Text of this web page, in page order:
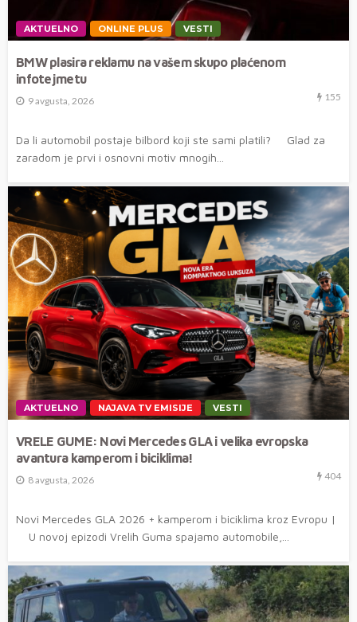
AKTUELNO ONLINE PLUS VESTI
BMW plasira reklamu na vašem skupo plaćenom
infotejmetu
9 avgusta, 2026 155
Da li automobil postaje bilbord koji ste sami platili? Glad za
zaradom je prvi i osnovni motiv mnogih...
AKTUELNO NAJAVA TV EMISIJE VESTI
VRELE GUME: Novi Mercedes GLA i velika evropska
avantura kamperom i biciklima!
8 avgusta, 2026 404
Novi Mercedes GLA 2026 + kamperom i biciklima kroz Evropu |
U novoj epizodi Vrelih Guma spajamo automobile,...